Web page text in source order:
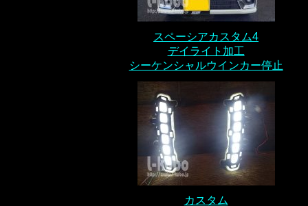
スペーシアカスタム4
デイライト加工
シーケンシャルウインカー停止
カスタム